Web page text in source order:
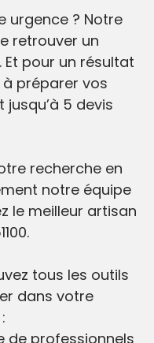
urgence ? Notre
retrouver un
Et pour un résultat
préparer vos
5 devis
recherche en
notre équipe
le meilleur artisan
tous les outils
dans votre
de professionnels